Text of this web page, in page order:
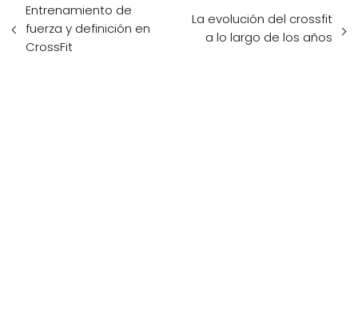
Entrenamiento de
fuerza y ​​definición en
CrossFit
La evolución del crossfit
a lo largo de los años